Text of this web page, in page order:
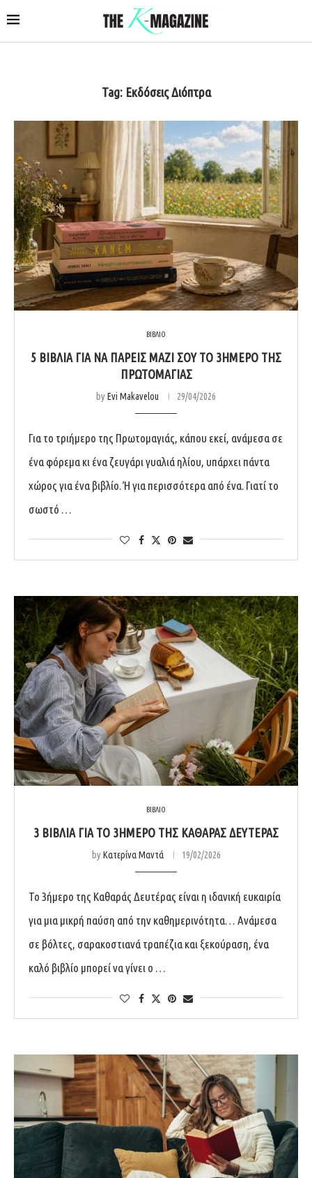
Tag: Εκδόσεις Διόπτρα
ΒΙΒΛΙΟ
5 ΒΙΒΛΊΑ ΓΙΑ ΝΑ ΠΆΡΕΙΣ ΜΑΖΊ ΣΟΥ ΤΟ 3ΉΜΕΡΟ ΤΗΣ
ΠΡΩΤΟΜΑΓΙΆΣ
byEvi Makavelou 29/04/2026
Για το τριήμερο της Πρωτομαγιάς, κάπου εκεί, ανάμεσα σε
ένα φόρεμα κι ένα ζευγάρι γυαλιά ηλίου, υπάρχει πάντα
χώρος για ένα βιβλίο. Ή για περισσότερα από ένα. Γιατί το
σωστό …
ΒΙΒΛΙΟ
3 ΒΙΒΛΊΑ ΓΙΑ ΤΟ 3ΉΜΕΡΟ ΤΗΣ ΚΑΘΑΡΆΣ ΔΕΥΤΈΡΑΣ
byΚατερίνα Μαντά 19/02/2026
Το 3ήμερο της Καθαράς Δευτέρας είναι η ιδανική ευκαιρία
για μια μικρή παύση από την καθημερινότητα… Ανάμεσα
σε βόλτες, σαρακοστιανά τραπέζια και ξεκούραση, ένα
καλό βιβλίο μπορεί να γίνει ο …